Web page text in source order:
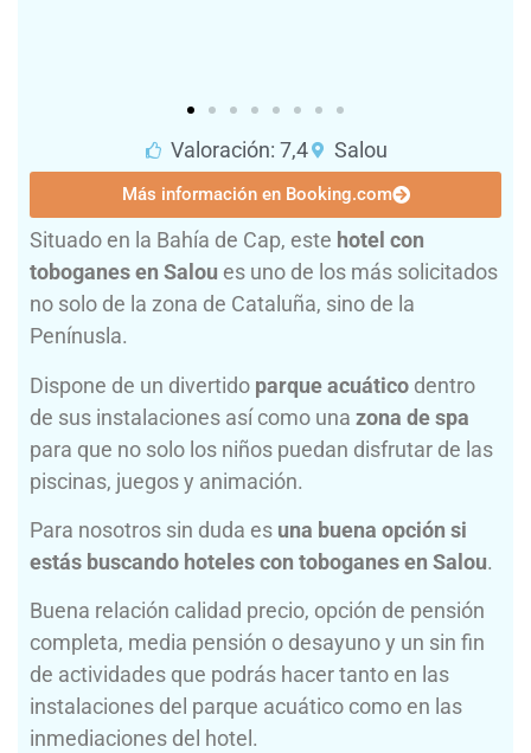
Valoración: 7,4 Salou
Más información en Booking.com
Situado en la Bahía de Cap, este hotel con
toboganes en Salou es uno de los más solicitados
no solo de la zona de Cataluña, sino de la
Penínusla.
Dispone de un divertido parque acuático dentro
de sus instalaciones así como una zona de spa
para que no solo los niños puedan disfrutar de las
piscinas, juegos y animación.
Para nosotros sin duda es una buena opción si
estás buscando hoteles con toboganes en Salou.
Buena relación calidad precio, opción de pensión
completa, media pensión o desayuno y un sin fin
de actividades que podrás hacer tanto en las
instalaciones del parque acuático como en las
inmediaciones del hotel.